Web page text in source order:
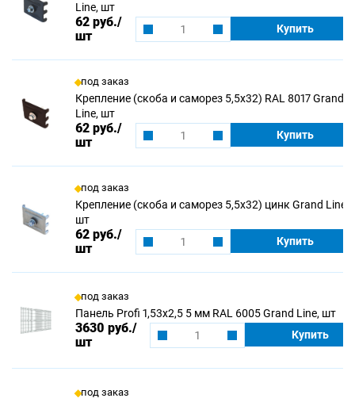
Line, шт
62 руб./
шт
Купить
под заказ
Крепление (скоба и саморез 5,5х32) RAL 8017 Grand
Line, шт
62 руб./
шт
Купить
под заказ
Крепление (скоба и саморез 5,5х32) цинк Grand Line,
шт
62 руб./
шт
Купить
под заказ
Панель Profi 1,53х2,5 5 мм RAL 6005 Grand Line, шт
3630 руб./
шт
Купить
под заказ